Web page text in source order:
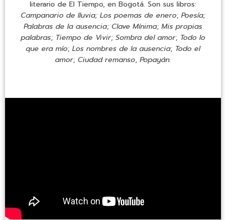
literario de El Tiempo, en Bogotá. Son sus libros:
Campanario de lluvia; Los poemas de enero; Poesía;
Palabras de la ausencia; Clave Mínima; Mis propias
palabras; Tiempo de Vivir; Sombra del amor; Todo lo
que era mío; Los nombres de la ausencia; Todo el
amor; Ciudad remanso, Popayán.